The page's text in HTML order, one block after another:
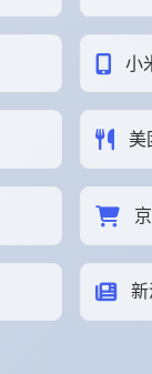
小
美